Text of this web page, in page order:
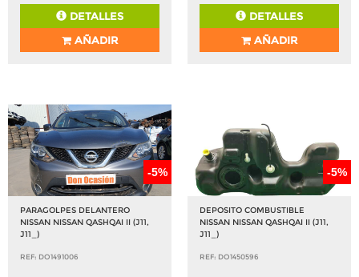
DETALLES
AÑADIR
DETALLES
AÑADIR
-5%
PARAGOLPES DELANTERO
NISSAN NISSAN QASHQAI II (J11,
J11_)
REF: DO1491006
-5%
DEPOSITO COMBUSTIBLE
NISSAN NISSAN QASHQAI II (J11,
J11_)
REF: DO1450596